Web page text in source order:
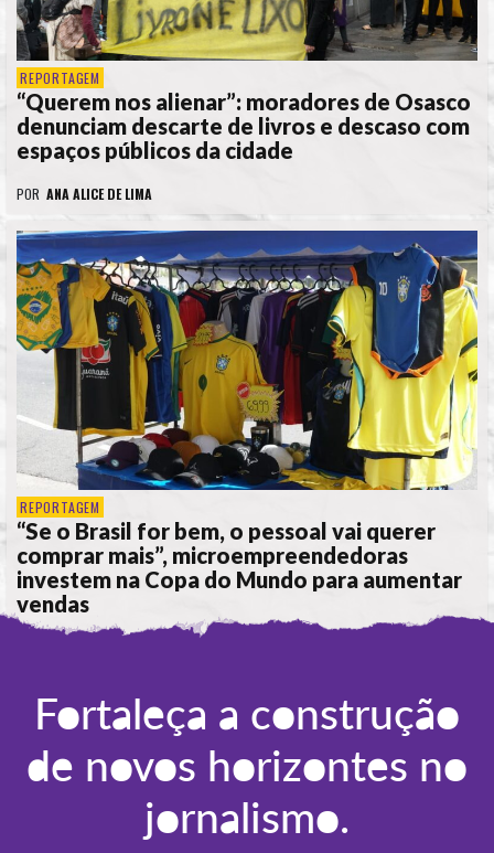
REPORTAGEM
“Querem nos alienar”: moradores de Osasco
denunciam descarte de livros e descaso com
espaços públicos da cidade
POR ANA ALICE DE LIMA
REPORTAGEM
“Se o Brasil for bem, o pessoal vai querer
comprar mais”, microempreendedoras
investem na Copa do Mundo para aumentar
vendas
Fortaleça a construção
de novos horizontes no
jornalismo.